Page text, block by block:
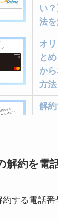
い
法
オ
と
か
方法
解
ミ
約期
どう
解約を電
する電話番